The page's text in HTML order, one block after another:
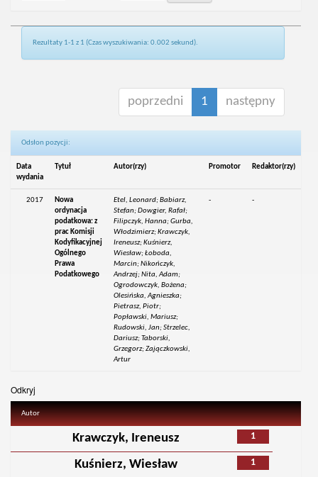
Rezultaty 1-1 z 1 (Czas wyszukiwania: 0.002 sekund).
poprzedni 1 następny
Odsłon pozycji:
Data
wydania
Tytuł Autor(rzy) Promotor Redaktor(rzy)
2017
Nowa
ordynacja
podatkowa: z
prac Komisji
Kodyfikacyjnej
Ogólnego
Prawa
Podatkowego
Etel, Leonard; Babiarz,
Stefan; Dowgier, Rafał;
Filipczyk, Hanna; Gurba,
Włodzimierz; Krawczyk,
Ireneusz; Kuśnierz,
Wiesław; Łoboda,
Marcin; Nikończyk,
Andrzej; Nita, Adam;
Ogrodowczyk, Bożena;
Olesińska, Agnieszka;
Pietrasz, Piotr;
Popławski, Mariusz;
Rudowski, Jan; Strzelec,
Dariusz; Taborski,
Grzegorz; Zajączkowski,
Artur
- -
Odkryj
Autor
1
Krawczyk, Ireneusz
1
Kuśnierz, Wiesław